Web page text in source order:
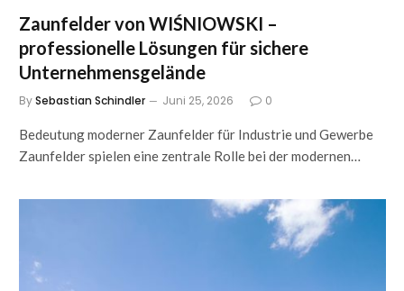
Zaunfelder von WIŚNIOWSKI –
professionelle Lösungen für sichere
Unternehmensgelände
BySebastian Schindler Juni 25, 2026 0
Bedeutung moderner Zaunfelder für Industrie und Gewerbe
Zaunfelder spielen eine zentrale Rolle bei der modernen…